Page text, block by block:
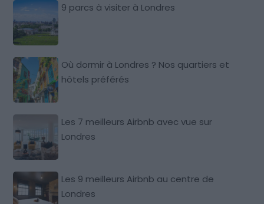
9 parcs à visiter à Londres
Où dormir à Londres ? Nos quartiers et
hôtels préférés
Les 7 meilleurs Airbnb avec vue sur
Londres
Les 9 meilleurs Airbnb au centre de
Londres